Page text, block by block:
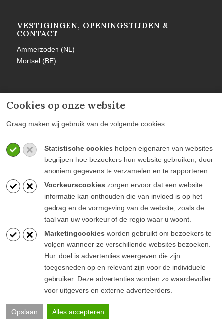
Cookies op onze website
Graag maken wij gebruik van de volgende cookies:
Statistische cookies helpen eigenaren van websites
begrijpen hoe bezoekers hun website gebruiken, door
anoniem gegevens te verzamelen en te rapporteren.
Voorkeurscookies zorgen ervoor dat een website
informatie kan onthouden die van invloed is op het
gedrag en de vormgeving van de website, zoals de
taal van uw voorkeur of de regio waar u woont.
Marketingcookies worden gebruikt om bezoekers te
volgen wanneer ze verschillende websites bezoeken.
Hun doel is advertenties weergeven die zijn
toegesneden op en relevant zijn voor de individuele
gebruiker. Deze advertenties worden zo waardevoller
voor uitgevers en externe adverteerders.
Opslaan Alles accepteren
VESTIGINGEN, OPENINGSTIJDEN &
CONTACT
Ammerzoden (NL)
Mortsel (BE)
MEER INFORMATIE
Privacy policy
Algemene voorwaarden
Veelgestelde vragen
BLIJF OP DE HOOGTE
© Goesten & Goesten |Pink Raven
Algemene voorwaarden
Privacy verklaring